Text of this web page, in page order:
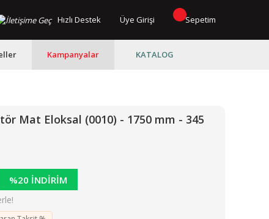
Hızlı Destek Üye Girişi Sepetim
Kampanyalar KATALOG
Mat Eloksal (0010) - 1750 mm - 345
%20 İNDİRİM